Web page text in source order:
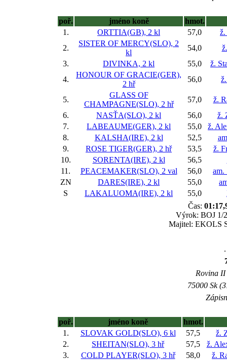
poř. jméno koně
hmot.
1.
ORTTIA(GB), 2 kl 57,0
ž.
2.
SISTER OF MERCY(SLO), 2
kl
54,0
3.
DIVINKA, 2 kl 55,0
ž.
4.
HONOUR OF GRACIE(GER),
2 hř
56,0
5.
GLASS OF
CHAMPAGNE(SLO), 2 hř
57,0
ž.
6.
NASŤA(SLO), 2 kl 56,0
ž.
7.
LABEAUME(GER), 2 kl 55,0
ž.
8.
KALSHA(IRE), 2 kl 52,5
9.
ROSE TIGER(GER), 2 hř 53,5
ž.
10.
SORENTA(IRE), 2 kl 56,5
11.
PEACEMAKER(SLO), 2 val 56,0
am.
ZN
DARES(IRE), 2 kl 55,0
S
LAKALUOMA(IRE), 2 kl 55,0
Čas:
Výrok: BOJ 1/
Majitel: EKOLS
Rovina II
75000 Sk
poř. jméno koně
hmot.
1.
SLOVAK GOLD(SLO), 6 kl 57,5
ž.
2.
SHEITAN(SLO), 3 hř 57,5
ž.
3.
COLD PLAYER(SLO), 3 hř 58,0
ž.